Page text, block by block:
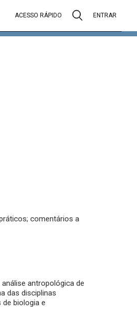
ACESSO RÁPIDO ENTRAR
comentários a
antropológica de
das disciplinas
biologia e